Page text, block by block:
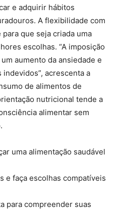
e adquirir hábitos
A flexibilidade com
que seja criada uma
escolhas. “A imposição
aumento da ansiedade e
acrescenta a
de alimentos de
nutricional tende a
alimentar sem
uma alimentação saudável
e faça escolhas compatíveis
para compreender suas